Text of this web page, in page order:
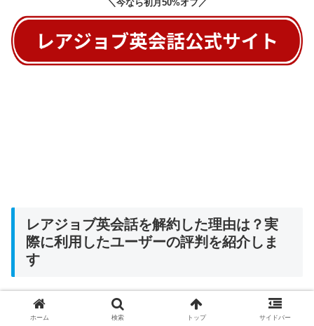
＼今なら初月50%オフ／
レアジョブ英会話を解約した理由は？実
際に利用したユーザーの評判を紹介しま
す
良い口コミ１・オンラインでスムーズに解約で
ホーム 検索 トップ サイドバー